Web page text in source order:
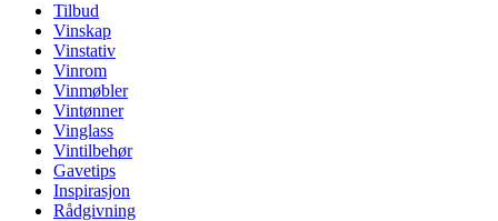
Tilbud
Vinskap
Vinstativ
Vinrom
Vinmøbler
Vintønner
Vinglass
Vintilbehør
Gavetips
Inspirasjon
Rådgivning